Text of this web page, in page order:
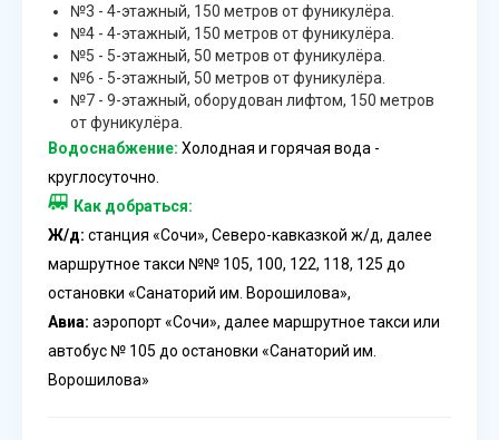
№3 - 4-этажный, 150 метров от фуникулёра.
№4 - 4-этажный, 150 метров от фуникулёра.
№5 - 5-этажный, 50 метров от фуникулёра.
№6 - 5-этажный, 50 метров от фуникулёра.
№7 - 9-этажный, оборудован лифтом, 150 метров
от фуникулёра.
Водоснабжение: Холодная и горячая вода -
круглосуточно.
Как добраться:
Ж/д: станция «Сочи», Северо-кавказкой ж/д, далее
маршрутное такси №№ 105, 100, 122, 118, 125 до
остановки «Санаторий им. Ворошилова»,
Авиа: аэропорт «Сочи», далее маршрутное такси или
автобус № 105 до остановки «Санаторий им.
Ворошилова»